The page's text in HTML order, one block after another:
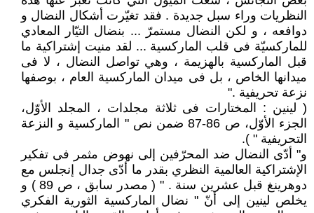
النظريات وراء سبل جديدة . فقد تغيّرت أشكال النضال و
دوافعه ، و لكن النضال مستمرّ ... بنضال التيّار المعادي
للماركسيّة فى قلب الماركسية ... لقد منيت إشتراكية ما
قبل الماركسية بالهزيمة ، وهي تواصل النضال ، لا فى
ميدانها الخاص ، بل فى ميدان الماركسية العام ، بوصفها
نزعة تحريفية ."
( لينين : المختارات فى ثلاثة مجلدات ، المجلد الأوّل،
الجزء الأوّل، ص 86-87 ضمن نص " الماركسية و النزعة
التحريفية " ).
و" أدّى النضال ضد المحرّفين إلى نهوض مثمر فى تفكير
الإشتراكية العالمية النظري بقدر ما أدّى جدال إنجلس مع
دوهرينغ قبل عشرين سنة . " ( مصدر سابق ، ص 89 ) و
يخلص لينين إلى أنّ " نضال الماركسية الثورية الفكري